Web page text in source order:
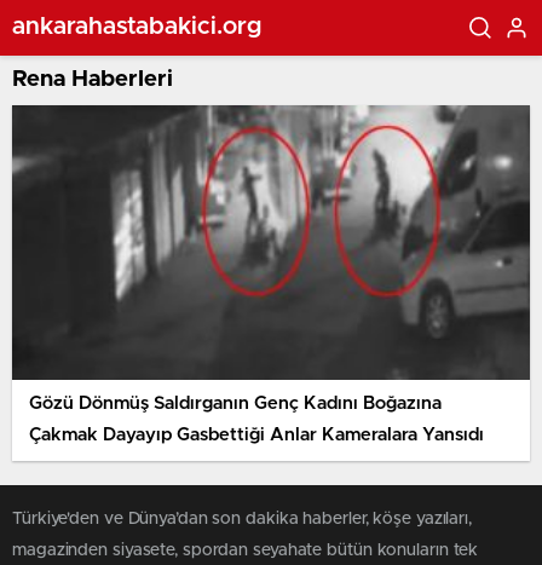
ankarahastabakici.org
Rena Haberleri
Gözü Dönmüş Saldırganın Genç Kadını Boğazına
Çakmak Dayayıp Gasbettiği Anlar Kameralara Yansıdı
Türkiye'den ve Dünya’dan son dakika haberler, köşe yazıları,
magazinden siyasete, spordan seyahate bütün konuların tek